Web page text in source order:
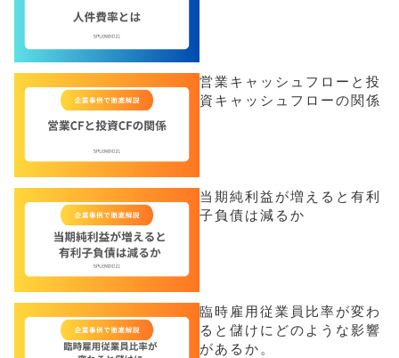
営業キャッシュフローと投
資キャッシュフローの関係
当期純利益が増えると有利
子負債は減るか
臨時雇用従業員比率が変わ
ると儲けにどのような影響
があるか。